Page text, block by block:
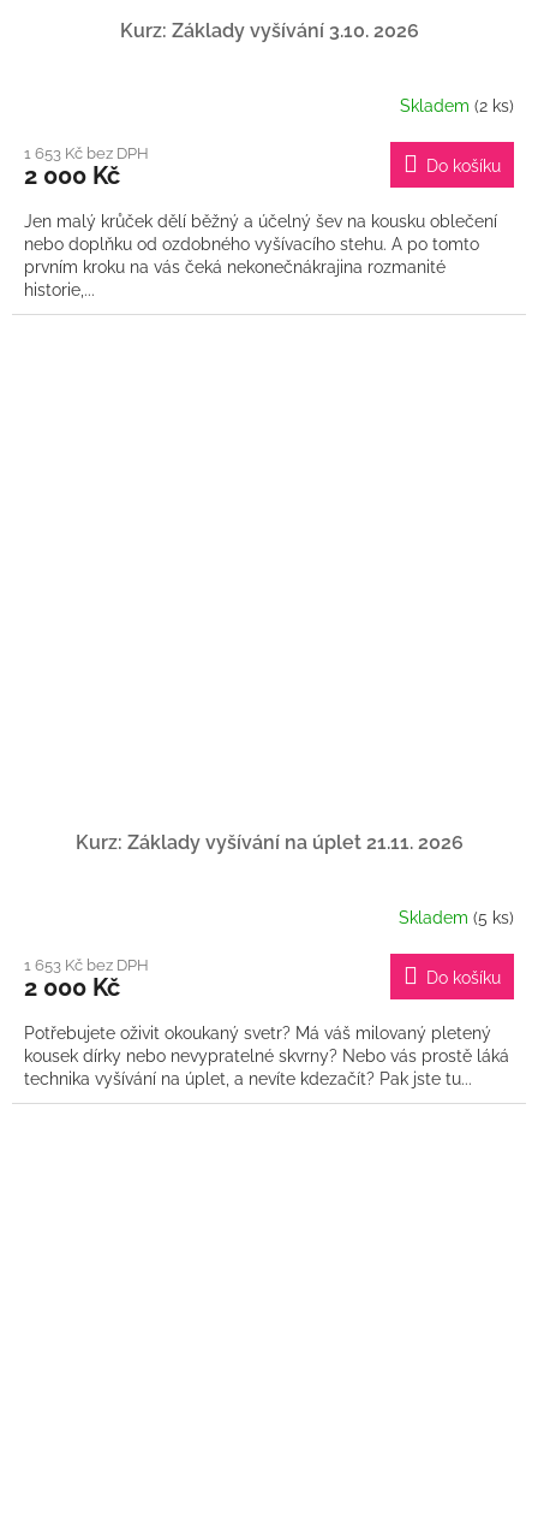
Kurz: Základy vyšívání 3.10. 2026
Skladem (2 ks)
1 653 Kč bez DPH
2 000 Kč Do košíku
Jen malý krůček dělí běžný a účelný šev na kousku oblečení
nebo doplňku od ozdobného vyšívacího stehu. A po tomto
prvním kroku na vás čeká nekonečnákrajina rozmanité
historie,...
Kurz: Základy vyšívání na úplet 21.11. 2026
Skladem (5 ks)
1 653 Kč bez DPH
2 000 Kč Do košíku
Potřebujete oživit okoukaný svetr? Má váš milovaný pletený
kousek dírky nebo nevypratelné skvrny? Nebo vás prostě láká
technika vyšívání na úplet, a nevíte kdezačít? Pak jste tu...